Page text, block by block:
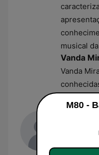
musical
Vanda
Vanda
Ganhou
de uma
da
transitar
M80 -